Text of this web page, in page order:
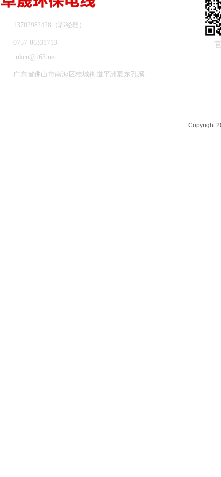
13702982428（郭经理）
nkco@163.net
广东省佛山市南海区桂城街道平洲夏东孔溪
0757-86331713